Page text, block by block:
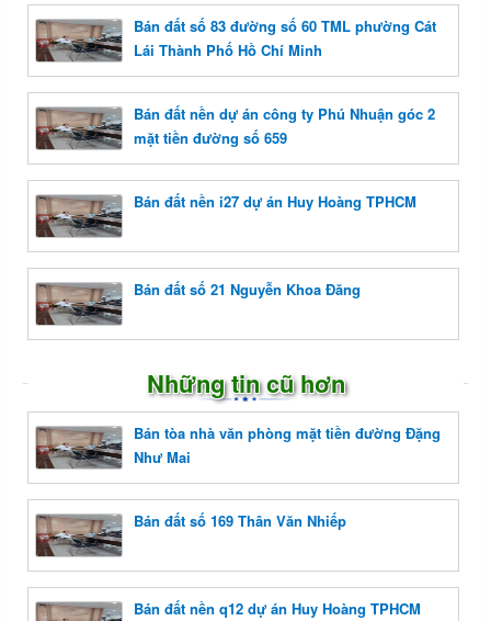
Bán đất số 83 đường số 60 TML phường Cát
Lái Thành Phố Hồ Chí Minh
Bán đất nền dự án công ty Phú Nhuận góc 2
mặt tiền đường số 659
Bán đất nền i27 dự án Huy Hoàng TPHCM
Bán đất số 21 Nguyễn Khoa Đăng
Những tin cũ hơn
Bán tòa nhà văn phòng mặt tiền đường Đặng
Như Mai
Bán đất số 169 Thân Văn Nhiếp
Bán đất nền q12 dự án Huy Hoàng TPHCM